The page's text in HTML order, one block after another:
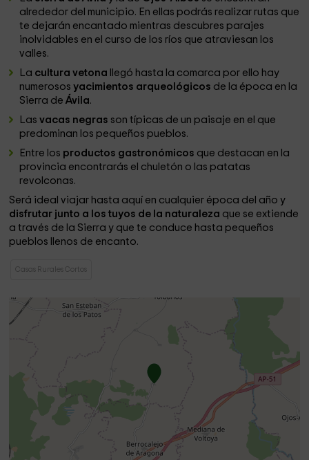
alrededor del municipio. En ellas podrás realizar rutas que
te dejarán encantado mientras descubres parajes
inolvidables en el curso de los ríos que atraviesan los
valles.
La cultura vetona
llegó hasta la comarca por ello hay
numerosos yacimientos arqueológicos de la época en la
Sierra deÁvila.
Lasvacas negras son típicas de un paisaje en el que
predominan los pequeños pueblos.
Entre los productos gastronómicos que destacan en la
provincia encontrarás el chuletón o las patatas
revolconas.
Será ideal viajar hasta aquí en cualquier época del año y
disfrutar junto a los tuyos de la naturaleza que se extiende
a través de la Sierra y que te conduce hasta pequeños
pueblos llenos de encanto.
Casas Rurales Cortos